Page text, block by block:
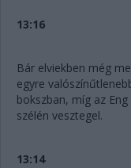
13:16
Bár elviekben még
egyre
bokszban, míg az
szélén vesztegel.
13:14